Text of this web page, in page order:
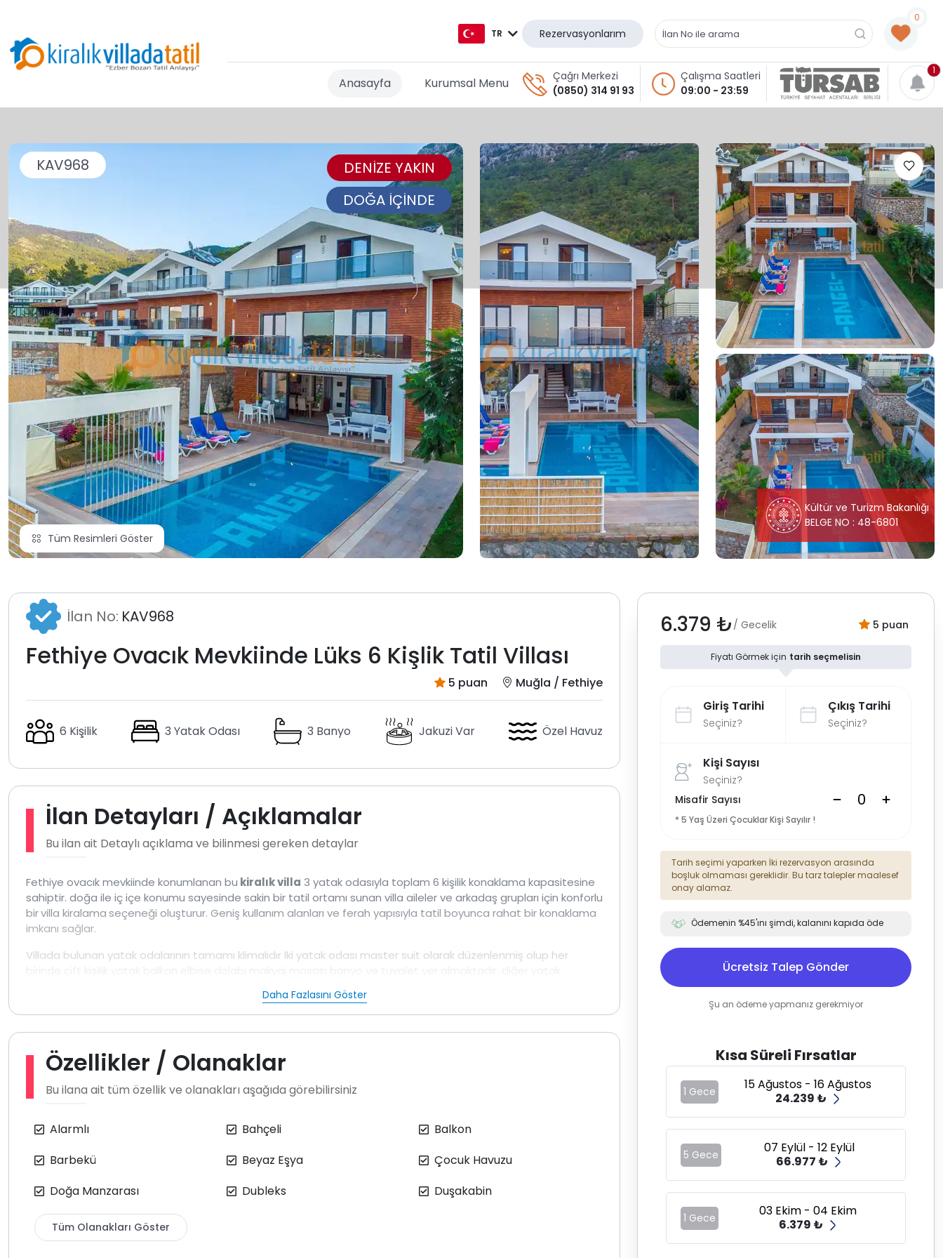
TR
DE
RU
GR
Rezervasyonlarım
0
Anasayfa Kurumsal Menu
Çağrı Merkezi
(0850) 314 91 93
Çalışma Saatleri
09:00 - 23:59
1
KAV968
DENİZE YAKIN
DOĞA İÇİNDE
Tüm Resimleri Göster
Kültür ve Turizm Bakanlığı
BELGE NO : 48-6801
İlan No: KAV968
Fethiye Ovacık Mevkiinde Lüks 6 Kişlik Tatil Villası
5 puan Muğla / Fethiye
6 Kişilik 3 Yatak Odası 3 Banyo Jakuzi Var Özel Havuz
İlan Detayları / Açıklamalar
Bu ilan ait Detaylı açıklama ve bilinmesi gereken detaylar
Fethiye ovacık mevkiinde konumlanan bu kiralık villa 3 yatak odasıyla toplam 6 kişilik konaklama kapasitesine
sahiptir. doğa ile iç içe konumu sayesinde sakin bir tatil ortamı sunan villa aileler ve arkadaş grupları için konforlu
birvilla kiralamaseçeneği oluşturur. Geniş kullanım alanları ve ferah yapısıyla tatil boyunca rahat bir konaklama
imkanı sağlar.
Villada bulunan yatak odalarının tamamı klimalıdır İki yatak odası master suit olarak düzenlenmiş olup her
dinlenmek isteyen misafirler için keyifli bir ayrıcalık sunar.
takımları ve mutfak gereçleri eksiksiz şekilde bulunmaktadır. salon bölümünde ise oturma
grubu televizyon uydu yayını klima ve yemek alanı yer almakta olup buradan havuz alanına doğrudan çıkış
sağlanmaktadır.
şemsiyesi mangal alanı bahçe salıncağı yemek masası ve sandalyeler ile günün büyük bölümünü dış mekanda
sağlamaktadır.
Doğa konumlu yapısı gereği çevrede kelebek böcek ve benzeri canlılarla karşılaşma ihtimali bulunabilmektedir.
sahibinin fiyatlandırmayı pound üzerinden belirlemesi sebebiyle, rezervasyon sırasında yapılan ön ödemenin
ardından kalan tutar, giriş günündeki kur üzerinden hesaplanarak ödenmektedir.
Daha Fazlasını Göster
Özellikler / Olanaklar
Bu ilana ait tüm özellik ve olanakları aşağıda görebilirsiniz
Alarmlı Bahçeli
Balkon
Barbekü
Beyaz Eşya
Çocuk Havuzu
Doğa Manzarası
Dubleks Duşakabin
Tüm Olanakları Göster
6.379 ₺ / Gecelik 5 puan
Fiyatı Görmek için tarih seçmelisin
Giriş Tarihi
Seçiniz?
Çıkış Tarihi
Seçiniz?
Kişi Sayısı
Seçiniz?
Misafir Sayısı
* 5 Yaş Üzeri Çocuklar Kişi Sayılır !
Tarih seçimi yaparken İki rezervasyon arasında
boşluk olmaması gereklidir. Bu tarz talepler maalesef
onay alamaz.
Ödemenin %45'ını şimdi, kalanını kapıda öde
Ücretsiz Talep Gönder
Şu an ödeme yapmanız gerekmiyor
Kısa Süreli Fırsatlar
1 Gece
15 Ağustos - 16 Ağustos
24.239 ₺
5 Gece
07 Eylül - 12 Eylül
66.977 ₺
1 Gece
03 Ekim - 04 Ekim
6.379 ₺